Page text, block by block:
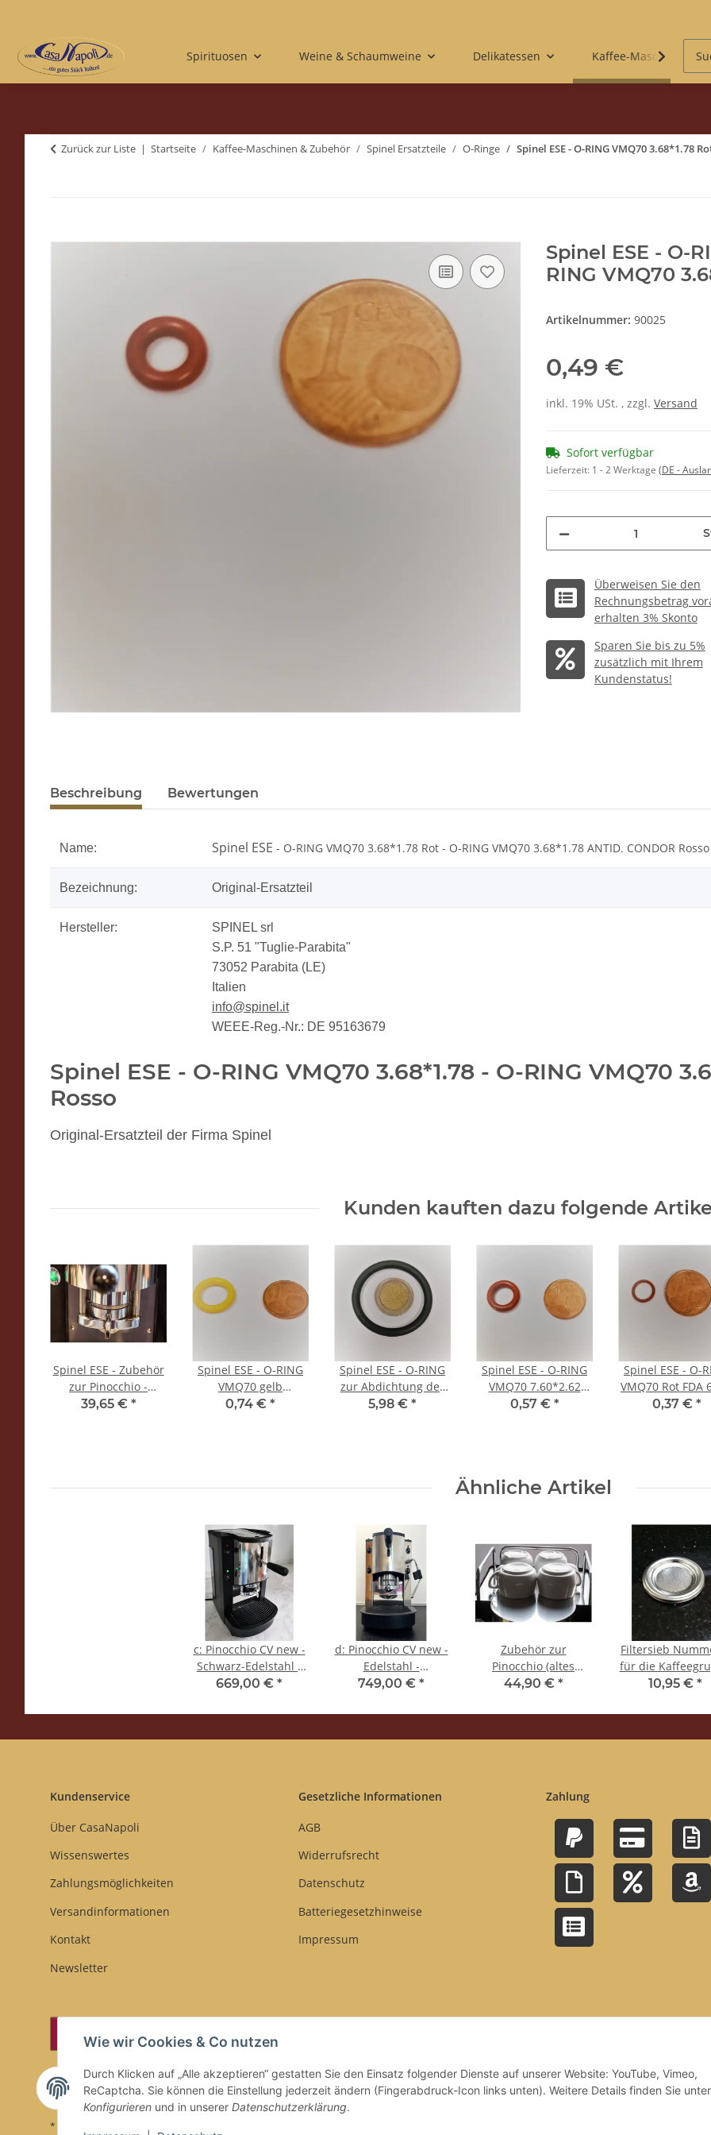
Wie wir Cookies & Co nutzen
Durch Klicken auf „Alle akzeptieren“ gestatten Sie den Einsatz folgender Dienste auf unserer Website: YouTube, Vimeo,
ReCaptcha. Sie können die Einstellung jederzeit ändern (Fingerabdruck-Icon links unten). Weitere Details finden Sie unter
Konfigurieren und in unserer Datenschutzerklärung.
Spirituosen Weine & Schaumweine Delikatessen Kaffee-Maschinen &
Zurück zur Liste Startseite Kaffee-Maschinen & Zubehör Spinel Ersatzteile O-Ringe Spinel ESE - O-RING VMQ70 3.68*1.78
Spinel ESE - O-
RING VMQ70
Artikelnummer: 90025
0,49 €
inkl. 19% USt. , zzgl. Versand
Sofort verfügbar
Lieferzeit: 1 - 2 Werktage (DE -
Überweisen Sie den
Rechnungsbetrag
erhalten 3% Skonto
Sparen Sie bis zu 5%
zusätzlich mit Ihrem
Kundenstatus!
Beschreibung Bewertungen
Name: Spinel ESE - O-RING VMQ70 3.68*1.78 Rot - O-RING VMQ70 3.68*1.78 ANTID. CONDOR Rosso
Bezeichnung: Original-Ersatzteil
Hersteller:
SPINEL srl
S.P. 51 "Tuglie-Parabita"
73052 Parabita (LE)
Italien
info@spinel.it
WEEE-Reg.-Nr.: DE 95163679
Spinel ESE - O-RING VMQ70 3.68*1.78 - O-RING VMQ70
Rosso
Original-Ersatzteil der Firma Spinel
Kunden kauften dazu folgende
Spinel ESE - Zubehör
zur Pinocchio -
Unterer Padhalter
39,65 € *
Spinel ESE - O-RING
VMQ70 gelb
9.92*2.62 - O-RING
0,74 € *
Spinel ESE - O-RING
zur Abdichtung der
Kaffeegruppe 70
5,98 € *
Spinel ESE - O-RING
VMQ70 7.60*2.62
3030 - O-RING VMQ70
0,57 € *
Spinel ESE - O-
VMQ70 Rot FDA
O-RING VMQ70
0,37 € *
Ähnliche Artikel
c: Pinocchio CV new -
Schwarz-Edelstahl -
Tassengestell aus
Spinel
669,00 € *
d: Pinocchio CV new -
Edelstahl -
Tassengestell aus
Spinel
749,00 € *
Zubehör zur
Pinocchio (altes
Modell) -
Edelstahl - Spinel
44,90 € *
Filtersieb
für die
- Espresso - 285
10,95 € *
Kundenservice
Über CasaNapoli
Wissenswertes
Zahlungsmöglichkeiten
Versandinformationen
Kontakt
Newsletter
Gesetzliche Informationen
AGB
Widerrufsrecht
Datenschutz
Batteriegesetzhinweise
Impressum
Zahlung
Vertrag widerrufen
* Alle Preise inkl. gesetzlicher USt., zzgl.